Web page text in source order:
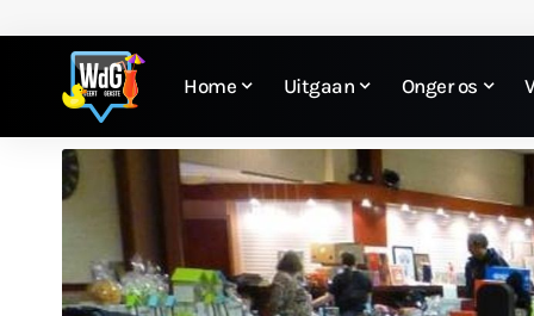
Home Uitgaan Onger os